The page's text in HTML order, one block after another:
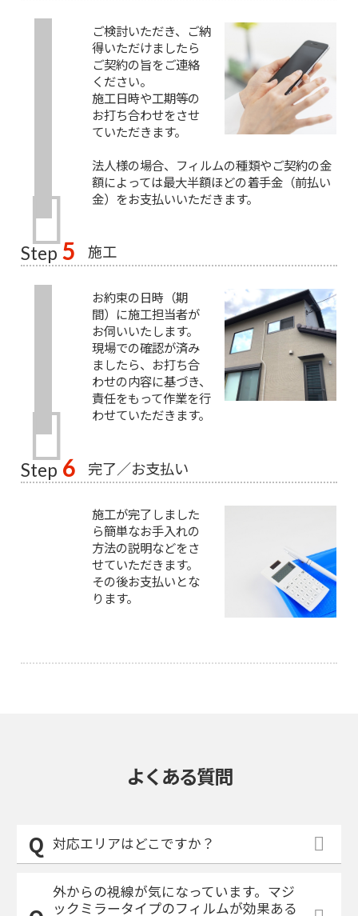
ご検討いただき、ご納
得いただけましたら
ご契約の旨をご連絡
ください。
施工日時や工期等の
お打ち合わせをさせ
ていただきます。
法人様の場合、フィルムの種類やご契約の金
額によっては最大半額ほどの着手金（前払い
金）をお支払いいただきます。
Step 5 施工
お約束の日時（期
間）に施工担当者が
お伺いいたします。
現場での確認が済み
ましたら、お打ち合
わせの内容に基づき、
責任をもって作業を行
わせていただきます。
Step 6 完了／お支払い
施工が完了しました
ら簡単なお手入れの
方法の説明などをさ
せていただきます。
その後お支払いとな
ります。
よくある質問
対応エリアはどこですか？
外からの視線が気になっています。マジ
ックミラータイプのフィルムが効果ある